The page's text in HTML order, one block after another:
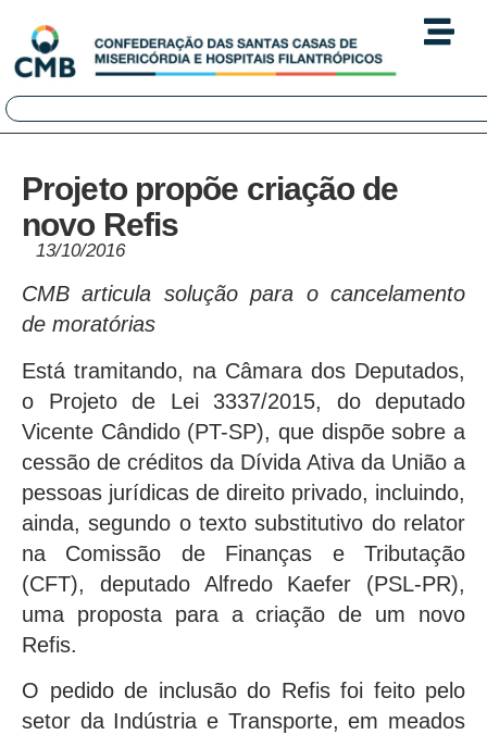
Projeto propõe criação de
novo Refis
13/10/2016
CMB articula solução para o cancelamento
de moratórias
Está tramitando, na Câmara dos Deputados,
o Projeto de Lei 3337/2015, do deputado
Vicente Cândido (PT-SP), que dispõe sobre a
cessão de créditos da Dívida Ativa da União a
pessoas jurídicas de direito privado, incluindo,
ainda, segundo o texto substitutivo do relator
na Comissão de Finanças e Tributação
(CFT), deputado Alfredo Kaefer (PSL-PR),
uma proposta para a criação de um novo
Refis.
O pedido de inclusão do Refis foi feito pelo
setor da Indústria e Transporte, em meados